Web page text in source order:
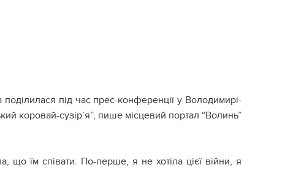
під час прес-конференції у Володимирі-
коровай-сузір’я”, пише місцевий портал “Волинь”
що їм співати. По-перше, я не хотіла цієї війни, я